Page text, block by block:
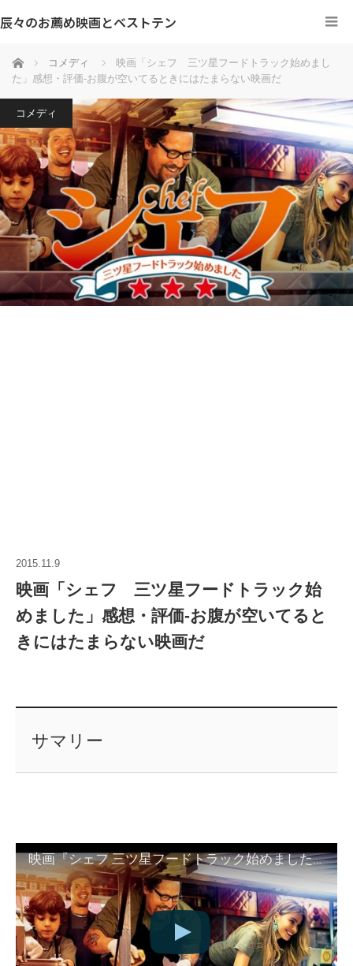
辰々のお薦め映画とベストテン
ホーム コメディ
映画「シェフ 三ツ星フードトラック始めまし
た」感想・評価‐お腹が空いてるときにはたまらない映画だ
コメディ
2015.11.9
映画「シェフ 三ツ星フードトラック始
めました」感想・評価‐お腹が空いてると
きにはたまらない映画だ
サマリー
映画『シェフ 三ツ星フードトラック始めました』 予告編 2015年2月28日（土）公開